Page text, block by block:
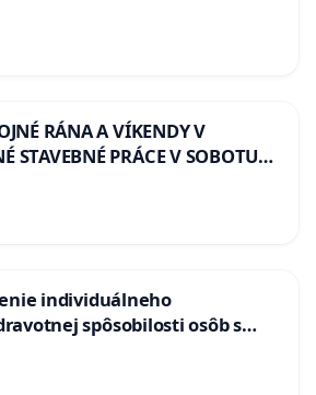
RÁNA A VÍKENDY V
STAVEBNÉ PRÁCE V SOBOTU
HOD., CEZ PRACOVNÝ
– 18.00 HOD. A PRAVIDELNÁ
C-AREA NA
individuálneho
spôsobilosti osôb s
typu pri prijímaní do
SR